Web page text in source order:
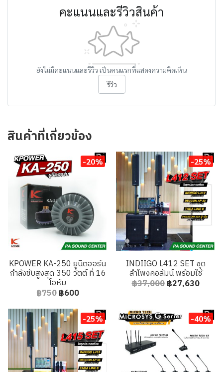
คะแนนและรีวิวสินค้า
ยังไม่มีคะแนนและรีวิว เป็นคนแรกที่แสดงความคิดเห็น
รีวิว
สินค้าที่เกี่ยวข้อง
-20%
KPOWER KA-250 ยูนิตฮอร์น
กำลังขับสูงสุด 350 วัตต์ ที่ 16
โอห์ม
฿750 ฿600
-25%
INDIIGO L412 SET ชุด
ลำโพงคอลัมน์ พร้อมใช้
฿37,000 ฿27,630
-25% -40%